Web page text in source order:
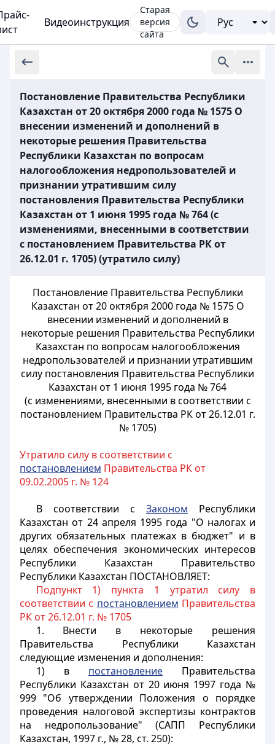
Видеоинструкция
Старая
версия
сайта
Постановление Правительства Республики
Казахстан от 20 октября 2000 года № 1575 О
внесении изменений и дополнений в
некоторые решения Правительства
Республики Казахстан по вопросам
налогообложения недропользователей и
признании утратившим силу
постановления Правительства Республики
Казахстан от 1 июня 1995 года № 764 (с
изменениями, внесенными в соответствии
с постановлением Правительства РК от
26.12.01 г. 1705) (утратило силу)
Постановление Правительства Республики
Казахстан от 20 октября 2000 года № 1575 О
внесении изменений и дополнений в
некоторые решения Правительства Республики
Казахстан по вопросам налогообложения
недропользователей и признании утратившим
силу постановления Правительства Республики
Казахстан от 1 июня 1995 года № 764
(с изменениями, внесенными в соответствии с
постановлением Правительства РК от 26.12.01 г.
№ 1705)
Утратило силу в соответствии с
постановлением Правительства РК от
09.02.2005 г. № 124
В соответствии с Законом Республики
Казахстан от 24 апреля 1995 года "О налогах и
других обязательных платежах в бюджет" и в
целях обеспечения экономических интересов
Республики Казахстан Правительство
Республики Казахстан ПОСТАНОВЛЯЕТ:
Подпункт 1) пункта 1 утратил силу в
соответствии с постановлением Правительства
РК от 26.12.01 г. № 1705
1. Внести в некоторые решения
Правительства Республики Казахстан
следующие изменения и дополнения:
1) в постановлениеПравительства
Республики Казахстан от 20 июня 1997 года №
999 "Об утверждении Положения о порядке
проведения налоговой экспертизы контрактов
на недропользование" (САПП Республики
Казахстан, 1997 г., № 28, ст. 250):